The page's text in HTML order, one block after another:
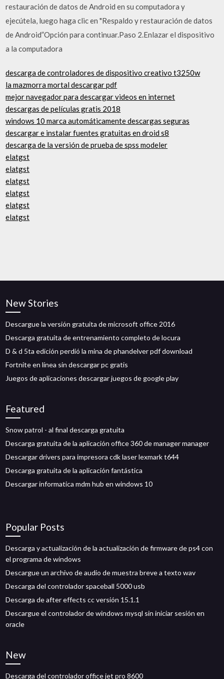
restauración de datos de Android en su computadora y
ejecútela, luego haga clic en "Respaldo y restauración de datos
de Android”Opción para continuar.Paso 2.Enlazar el dispositivo
a la computadora
descarga de controladores de dispositivo creativo t3250w
la mazmorra mortal descargar pdf
mejor navegador para descargar videos en internet
descargas de películas gratis 2018
windows 10 marca automáticamente descargas seguras
descargar e instalar fuentes gratuitas en droid s8
descarga de la versión de prueba de spss modeler
elatgst
elatgst
elatgst
elatgst
elatgst
elatgst
New Stories
Descargue la versión gratuita de microsoft office 2016
Descarga gratuita de entrenamiento completo de locura
D & d 5ta edición perdió la mina de phandelver pdf download
Fortnite en línea sin descargar pc gratis
Juegos de aplicaciones descargar juegos de google play
Featured
Snow patrol - al final descarga gratuita
Descarga gratuita de la aplicación office 360 ​​de manager manager
Descargar drivers para impresora cdk laser lexmark t644
Descarga gratuita de la aplicación fantástica
Descargar informatica mdm hub en windows 10
Popular Posts
Descarga y actualización de la actualización de firmware de ps4 con
el programa de windows
Descargue un archivo de audio de muestra breve a texto wav
Descarga del controlador spaceball 5000 usb
Descarga de after effects cc versión 15.1.1
Descargue el controlador de windows mysql sin iniciar sesión en
oracle
New
Descarga del controlador office jet pro 8600